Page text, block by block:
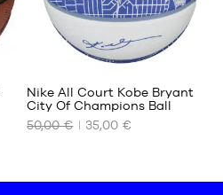
UNSERE
VERFÜGBAREN
1
Nike All Court Kobe Bryant
City Of Champions Ball
50,00 €
35,00 €